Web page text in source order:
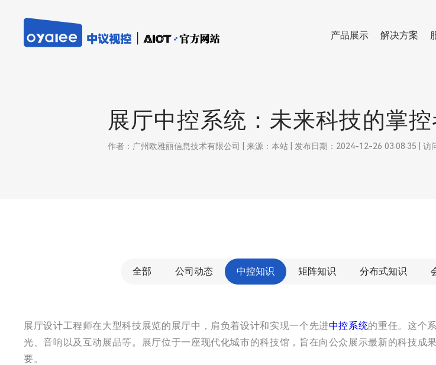
产品展示 解决方案
展厅中控系统：未来科技的掌
作者：广州欧雅丽信息技术有限公司 | 来源：本站 | 发布日期：2024-12-26 03:08:35 | 访
全部 公司动态 中控知识 矩阵知识 分布式知识
展厅设计工程师在大型科技展览的展厅中，肩负着设计和实现一个先进中控系统的重任。这个
光、音响以及互动展品等。展厅位于一座现代化城市的科技馆，旨在向公众展示最新的科技
要。